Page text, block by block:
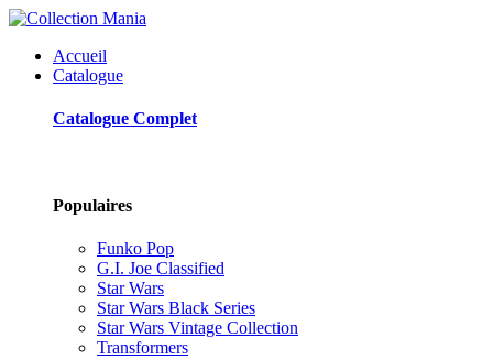
Accueil
Catalogue
Catalogue Complet
Populaires
Funko Pop
G.I. Joe Classified
Star Wars
Star Wars Black Series
Star Wars Vintage Collection
Transformers